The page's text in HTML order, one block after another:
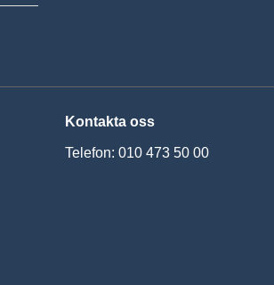
Kontakta oss
Telefon: 010 473 50 00